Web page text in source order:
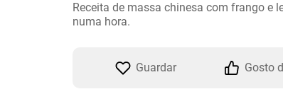
Receita de massa chinesa com frango e
numa hora.
Guardar Gosto